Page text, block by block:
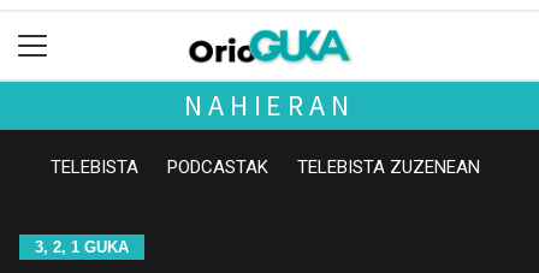
NAHIERAN
TELEBISTA PODCASTAK TELEBISTA ZUZENEAN
3, 2, 1 GUKA